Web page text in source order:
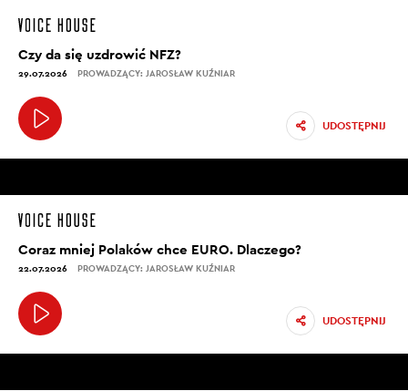
Czy da się uzdrowić NFZ?
29.07.2026 PROWADZĄCY: JAROSŁAW KUŹNIAR
UDOSTĘPNIJ
Coraz mniej Polaków chce EURO. Dlaczego?
22.07.2026 PROWADZĄCY: JAROSŁAW KUŹNIAR
UDOSTĘPNIJ